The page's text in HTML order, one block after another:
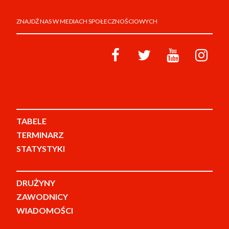
ZNAJDŹ NAS W MEDIACH SPOŁECZNOŚCIOWYCH
TABELE
TERMINARZ
STATYSTYKI
DRUŻYNY
ZAWODNICY
WIADOMOŚCI